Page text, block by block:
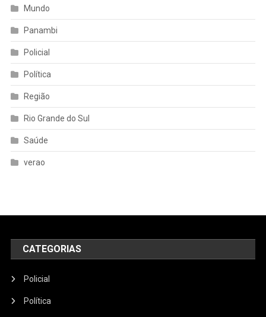
Mundo
Panambi
Policial
Política
Região
Rio Grande do Sul
Saúde
verao
CATEGORIAS
Policial
Política